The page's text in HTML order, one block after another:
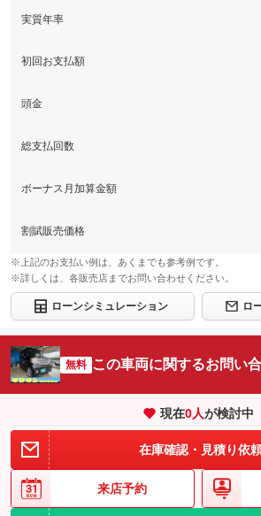
備考
実質年率
初回お支払額
頭金
総支払回数
ボーナス月加算金額
割賦販売価格
※上記のお支払い例は、あくまでも参考例です。
※詳しくは、各販売店までお問い合わせください。
ローンシミュレーション ロ
無料 この車両に関するお問い
現在0人が検討中
在庫確認・見積り依
来店予約